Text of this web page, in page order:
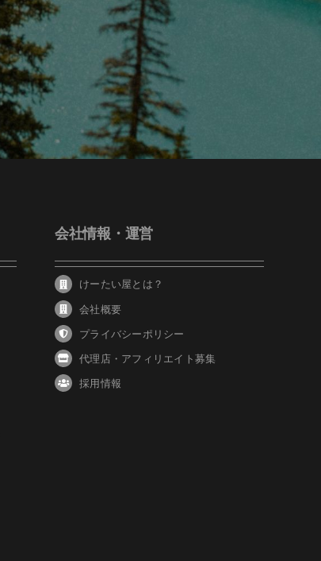
会社情報・運営
けーたい屋とは？
会社概要
プライバシーポリシー
代理店・アフィリエイト募集
採用情報